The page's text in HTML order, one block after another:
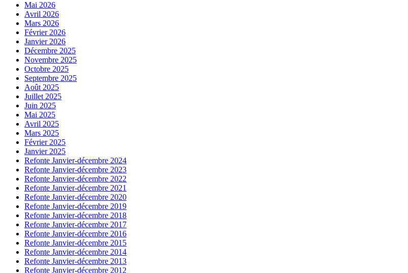
Mai 2026
Avril 2026
Mars 2026
Février 2026
Janvier 2026
Décembre 2025
Novembre 2025
Octobre 2025
Septembre 2025
Août 2025
Juillet 2025
Juin 2025
Mai 2025
Avril 2025
Mars 2025
Février 2025
Janvier 2025
Refonte Janvier-décembre 2024
Refonte Janvier-décembre 2023
Refonte Janvier-décembre 2022
Refonte Janvier-décembre 2021
Refonte Janvier-décembre 2020
Refonte Janvier-décembre 2019
Refonte Janvier-décembre 2018
Refonte Janvier-décembre 2017
Refonte Janvier-décembre 2016
Refonte Janvier-décembre 2015
Refonte Janvier-décembre 2014
Refonte Janvier-décembre 2013
Refonte Janvier-décembre 2012